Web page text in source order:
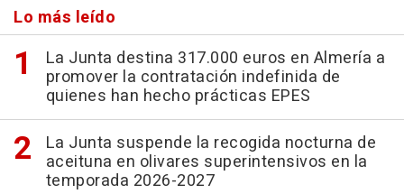
Lo más leído
La Junta destina 317.000 euros en Almería a
promover la contratación indefinida de
quienes han hecho prácticas EPES
La Junta suspende la recogida nocturna de
aceituna en olivares superintensivos en la
temporada 2026-2027